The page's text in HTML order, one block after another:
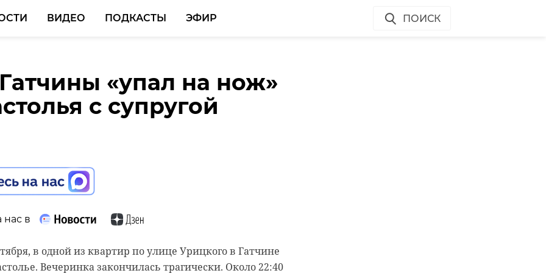
ВИДЕО ПОДКАСТЫ ЭФИР ПОИСК
«упал на нож»
с супругой
нас в
в одной из квартир по улице Урицкого в Гатчине
Вечеринка закончилась трагически. Около 22:40
мопеда погиб в
поселка Поляны
нас в
около 10:00 на 21-м километре трассы «Молодежное –
произошла смертельная авария. У поселка Поляны
Красный Бор сожгли
Узбекистана
нас в
около 02:20 у одного из домов по улице Калинина в
загорелся автомобиль «Киа Рио». Следователи